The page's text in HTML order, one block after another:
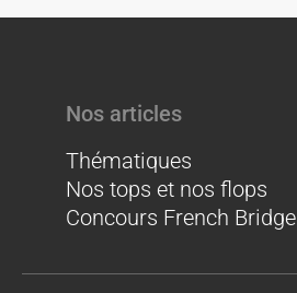
Nos articles
Thématiques
Nos tops et nos flops
Concours French Bridge